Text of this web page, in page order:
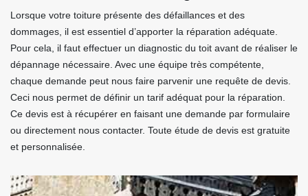
Lorsque votre toiture présente des défaillances et des
dommages, il est essentiel d’apporter la réparation adéquate.
Pour cela, il faut effectuer un diagnostic du toit avant de réaliser le
dépannage nécessaire. Avec une équipe très compétente,
chaque demande peut nous faire parvenir une requête de devis.
Ceci nous permet de définir un tarif adéquat pour la réparation.
Ce devis est à récupérer en faisant une demande par formulaire
ou directement nous contacter. Toute étude de devis est gratuite
et personnalisée.